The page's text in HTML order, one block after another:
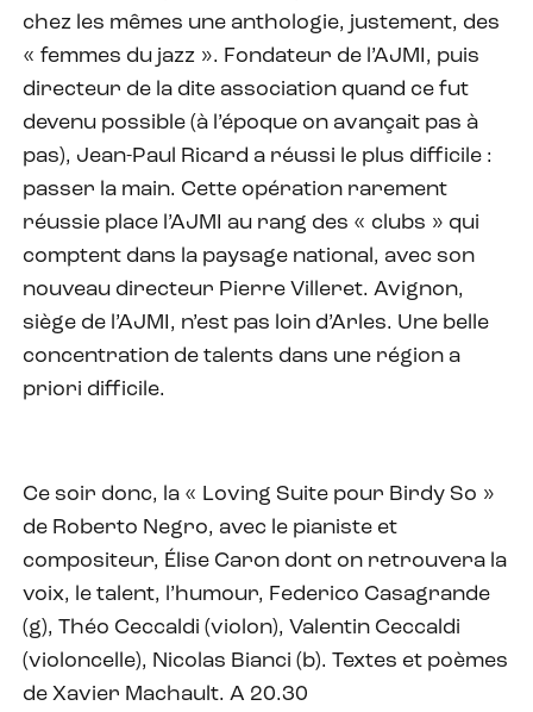
chez les mêmes une anthologie, justement, des
« femmes du jazz ». Fondateur de l’AJMI, puis
directeur de la dite association quand ce fut
devenu possible (à l’époque on avançait pas à
pas), Jean-Paul Ricard a réussi le plus difficile :
passer la main. Cette opération rarement
réussie place l’AJMI au rang des « clubs » qui
comptent dans la paysage national, avec son
nouveau directeur Pierre Villeret. Avignon,
siège de l’AJMI, n’est pas loin d’Arles. Une belle
concentration de talents dans une région a
priori difficile.
Ce soir donc, la « Loving Suite pour Birdy So »
de Roberto Negro, avec le pianiste et
compositeur, Élise Caron dont on retrouvera la
voix, le talent, l’humour, Federico Casagrande
(g), Théo Ceccaldi (violon), Valentin Ceccaldi
(violoncelle), Nicolas Bianci (b). Textes et poèmes
de Xavier Machault. A 20.30